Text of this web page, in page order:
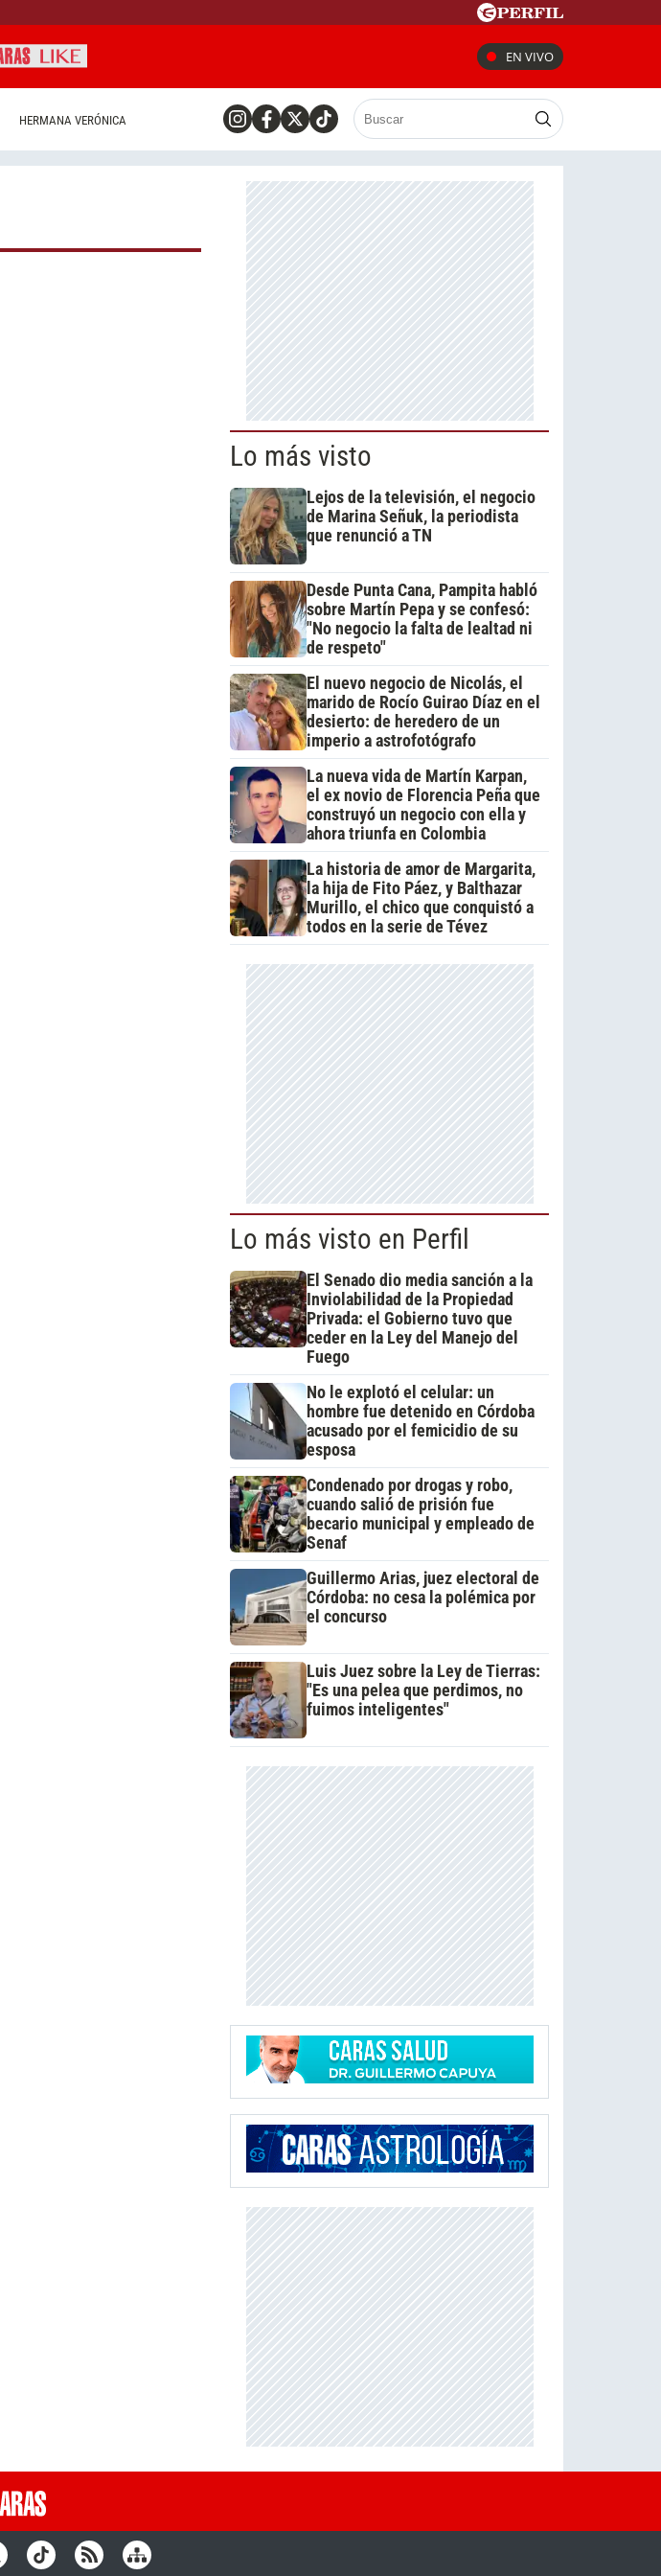
EN VIVO
HERMANA VERÓNICA
Lo más visto
Lejos de la televisión, el negocio
de Marina Señuk, la periodista
que renunció a TN
Desde Punta Cana, Pampita habló
sobre Martín Pepa y se confesó:
"No negocio la falta de lealtad ni
de respeto"
El nuevo negocio de Nicolás, el
marido de Rocío Guirao Díaz en el
desierto: de heredero de un
imperio a astrofotógrafo
La nueva vida de Martín Karpan,
el ex novio de Florencia Peña que
construyó un negocio con ella y
ahora triunfa en Colombia
La historia de amor de Margarita,
la hija de Fito Páez, y Balthazar
Murillo, el chico que conquistó a
todos en la serie de Tévez
Lo más visto en Perfil
El Senado dio media sanción a la
Inviolabilidad de la Propiedad
Privada: el Gobierno tuvo que
ceder en la Ley del Manejo del
Fuego
No le explotó el celular: un
hombre fue detenido en Córdoba
acusado por el femicidio de su
esposa
Condenado por drogas y robo,
cuando salió de prisión fue
becario municipal y empleado de
Senaf
Guillermo Arias, juez electoral de
Córdoba: no cesa la polémica por
el concurso
Luis Juez sobre la Ley de Tierras:
"Es una pelea que perdimos, no
fuimos inteligentes"